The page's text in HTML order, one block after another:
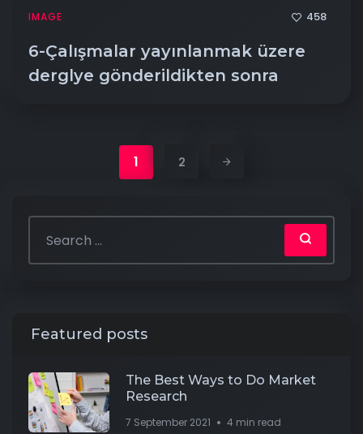
IMAGE 458
6-Çalışmalar yayınlanmak üzere
derglye gönderildikten sonra
1 2
Featured posts
The Best Ways to Do Market
Research
7 September 2021 4 min read